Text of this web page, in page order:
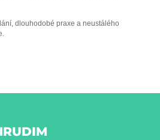
dlouhodobé praxe a neustálého